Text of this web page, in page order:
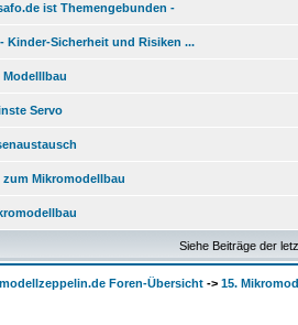
ist Themengebunden -
Kinder-Sicherheit und Risiken ...
Modelllbau
Servo
Mikromodellbau
Siehe Beiträge der
Foren-Übersicht -> 15.